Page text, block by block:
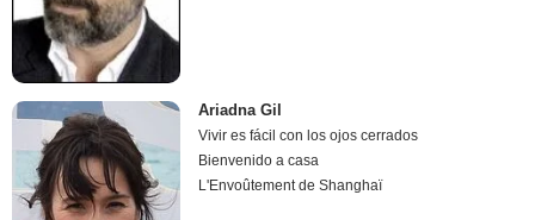
Ariadna Gil
Vivir es fácil con los ojos cerrados
Bienvenido a casa
L'Envoûtement de Shanghaï